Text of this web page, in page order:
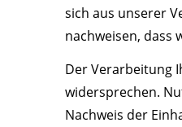
sich aus unserer
nachweisen, dass
Der Verarbeitung
widersprechen.
Nachweis der